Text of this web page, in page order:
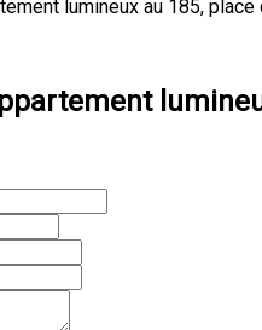
lumineux au 185,